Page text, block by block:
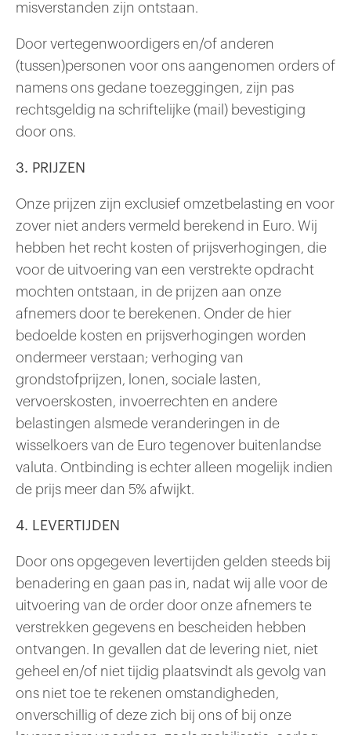
misverstanden zijn ontstaan.
Door vertegenwoordigers en/of anderen
(tussen)personen voor ons aangenomen orders of
namens ons gedane toezeggingen, zijn pas
rechtsgeldig na schriftelijke (mail) bevestiging
door ons.
3. PRIJZEN
Onze prijzen zijn exclusief omzetbelasting en voor
zover niet anders vermeld berekend in Euro. Wij
hebben het recht kosten of prijsverhogingen, die
voor de uitvoering van een verstrekte opdracht
mochten ontstaan, in de prijzen aan onze
afnemers door te berekenen. Onder de hier
bedoelde kosten en prijsverhogingen worden
ondermeer verstaan; verhoging van
grondstofprijzen, lonen, sociale lasten,
vervoerskosten, invoerrechten en andere
belastingen alsmede veranderingen in de
wisselkoers van de Euro tegenover buitenlandse
valuta. Ontbinding is echter alleen mogelijk indien
de prijs meer dan 5% afwijkt.
4. LEVERTIJDEN
Door ons opgegeven levertijden gelden steeds bij
benadering en gaan pas in, nadat wij alle voor de
uitvoering van de order door onze afnemers te
verstrekken gegevens en bescheiden hebben
ontvangen. In gevallen dat de levering niet, niet
geheel en/of niet tijdig plaatsvindt als gevolg van
ons niet toe te rekenen omstandigheden,
onverschillig of deze zich bij ons of bij onze